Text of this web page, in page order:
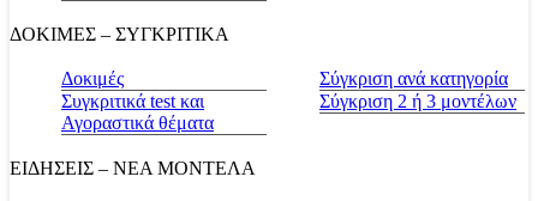
ΔΟΚΙΜΕΣ – ΣΥΓΚΡΙΤΙΚΑ
Δοκιμές
Συγκριτικά test και
Αγοραστικά θέματα
Σύγκριση ανά κατηγορία
Σύγκριση 2 ή 3 μοντέλων
ΕΙΔΗΣΕΙΣ – ΝΕΑ ΜΟΝΤΕΛΑ